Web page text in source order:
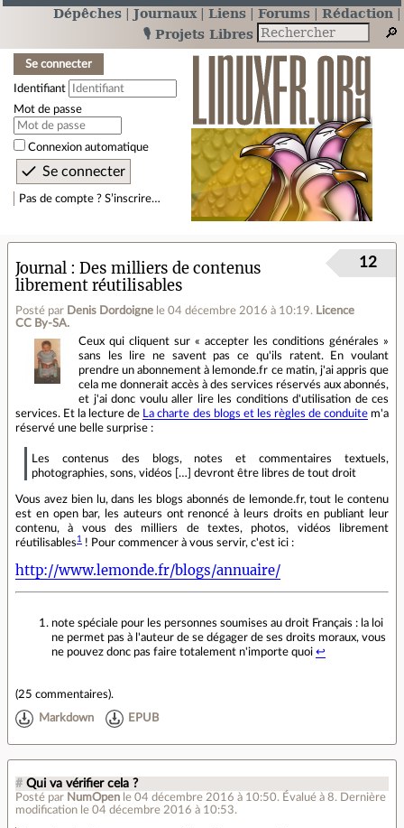
Dépêches Journaux Liens Forums
Rédaction
🎙️ Projets Libres
Se connecter
Identifiant
Mot de passe
Connexion automatique
Pas de compte ? S’inscrire…
Journal
Des milliers de contenus
librement réutilisables
Posté par Denis Dordoigne le 04 décembre 2016 à 10:19. Licence
CC By‑SA.
12
Ceux qui cliquent sur « accepter les conditions générales »
sans les lire ne savent pas ce qu'ils ratent. En voulant
prendre un abonnement à lemonde.fr ce matin, j'ai appris que
cela me donnerait accès à des services réservés aux abonnés,
et j'ai donc voulu aller lire les conditions d'utilisation de ces
services. Et la lecture de
La charte des blogs et les règles de conduitem'a
réservé une belle surprise :
Les contenus des blogs, notes et commentaires textuels,
photographies, sons, vidéos […] devront être libres de tout droit
Vous avez bien lu, dans les blogs abonnés de lemonde.fr, tout le contenu
est en open bar, les auteurs ont renoncé à leurs droits en publiant leur
contenu, à vous des milliers de textes, photos, vidéos librement
réutilisables 1 ! Pour commencer à vous servir, c'est ici :
http://www.lemonde.fr/blogs/annuaire/
note spéciale pour les personnes soumises au droit Français : la loi
ne permet pas à l'auteur de se dégager de ses droits moraux, vous
ne pouvez donc pas faire totalement n'importe quoi ↩
(25 commentaires).
Markdown EPUB
# Qui va vérifier cela ?
Posté par NumOpen le 04 décembre 2016 à 10:50. Évalué à 8. Dernière
modification le 04 décembre 2016 à 10:53.